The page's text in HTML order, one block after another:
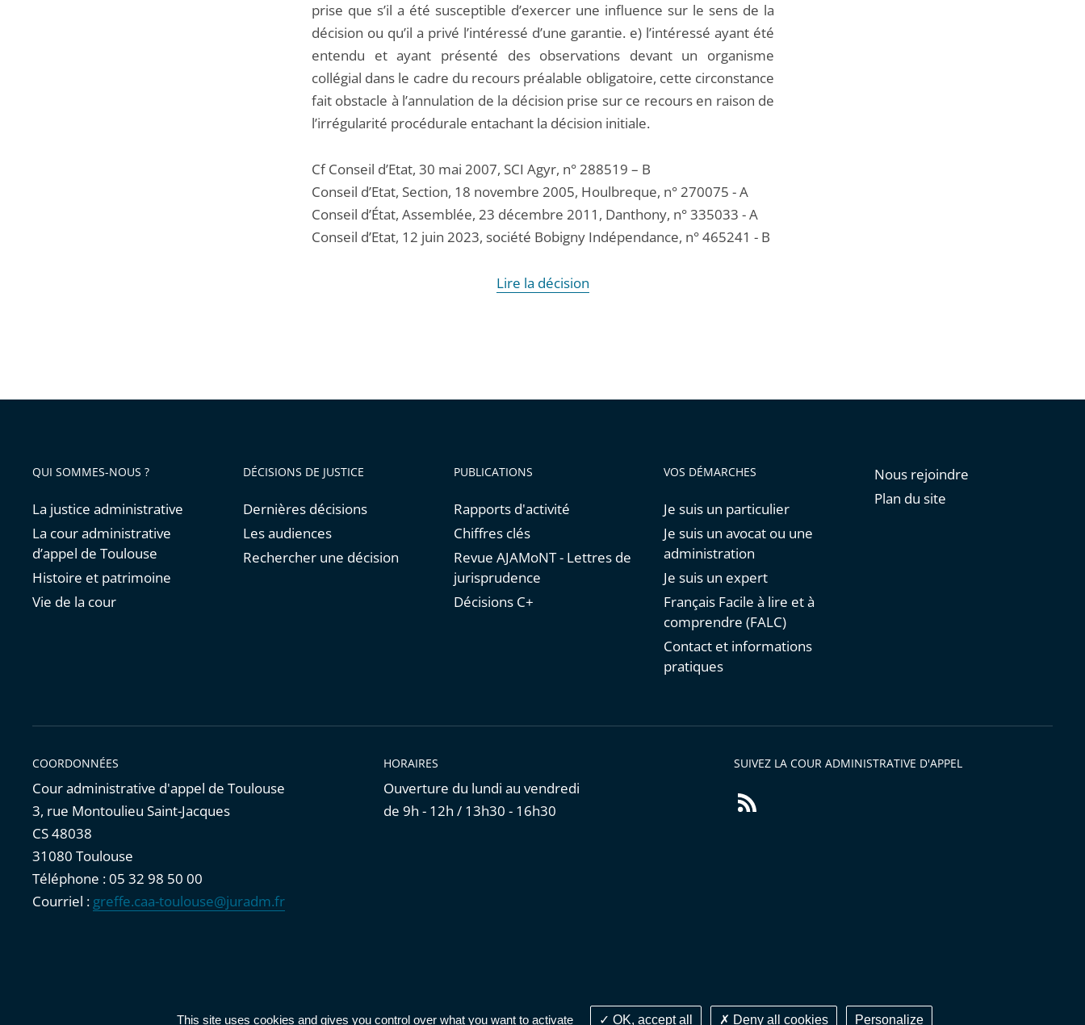
This site uses cookies and gives you control over what you want to activate OK, accept all Deny all cookies Personalize
prise que s’il a été susceptible d’exercer une influence sur le sens de la
décision ou qu’il a privé l’intéressé d’une garantie. e) l’intéressé ayant été
entendu et ayant présenté des observations devant un organisme
collégial dans le cadre du recours préalable obligatoire, cette circonstance
fait obstacle à l’annulation de la décision prise sur ce recours en raison de
l’irrégularité procédurale entachant la décision initiale.
Cf Conseil d’Etat, 30 mai 2007, SCI Agyr, n° 288519 – B
Conseil d’Etat, Section, 18 novembre 2005, Houlbreque, n° 270075 - A
Conseil d’État, Assemblée, 23 décembre 2011, Danthony, n° 335033 - A
Conseil d’Etat, 12 juin 2023, société Bobigny Indépendance, n° 465241 - B
Lire la décision
QUI SOMMES-NOUS ?
La justice administrative
La cour administrative
d’appel de Toulouse
Histoire et patrimoine
Vie de la cour
DÉCISIONS DE JUSTICE
Dernières décisions
Les audiences
Rechercher une décision
PUBLICATIONS
Rapports d'activité
Chiffres clés
Revue AJAMoNT - Lettres de
jurisprudence
Décisions C+
VOS DÉMARCHES
Je suis un particulier
Je suis un avocat ou une
administration
Je suis un expert
Français Facile à lire et à
comprendre (FALC)
Contact et informations
pratiques
Nous rejoindre
Plan du site
COORDONNÉES
Cour administrative d'appel de Toulouse
3, rue Montoulieu Saint-Jacques
CS 48038
31080 Toulouse
Téléphone : 05 32 98 50 00
Courriel : greffe.caa-toulouse@juradm.fr
HORAIRES
Ouverture du lundi au vendredi
de 9h - 12h / 13h30 - 16h30
SUIVEZ LA COUR ADMINISTRATIVE D'APPEL
Flux
RSS
Publications administratives